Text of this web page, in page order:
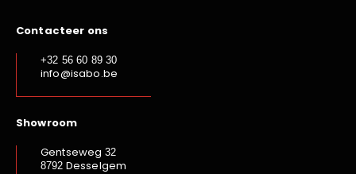
Contacteer ons
+32 56 60 89 30
info@isabo.be
Showroom
Gentseweg 32
8792 Desselgem